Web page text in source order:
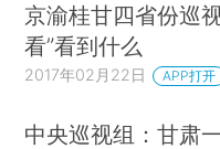
京渝桂甘四省份巡
看”看到什么
2017年02月22日 APP打开
中央巡视组：甘肃